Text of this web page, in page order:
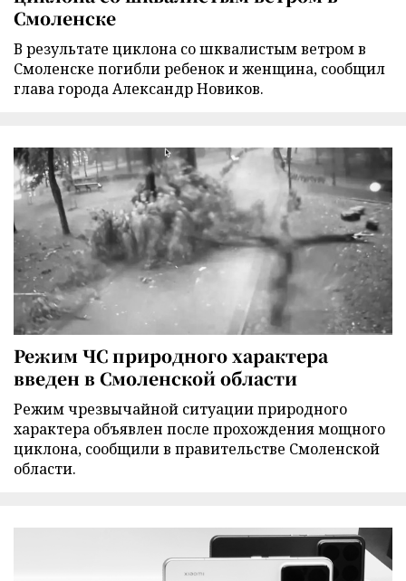
Смоленске
В результате циклона со шквалистым ветром в
Смоленске погибли ребенок и женщина, сообщил
глава города Александр Новиков.
Режим ЧС природного характера
введен в Смоленской области
Режим чрезвычайной ситуации природного
характера объявлен после прохождения мощного
циклона, сообщили в правительстве Смоленской
области.